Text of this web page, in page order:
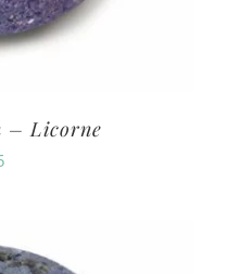
– Licorne